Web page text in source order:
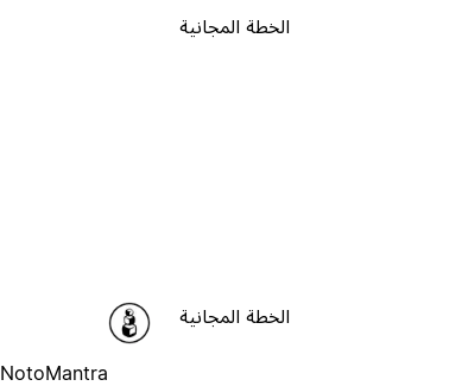
الخطة المجانية
الخطة المجانية
NotoMantra